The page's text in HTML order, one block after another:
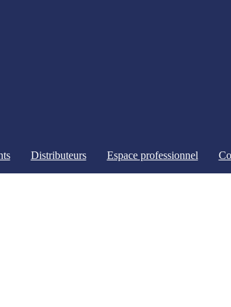
Distributeurs Espace professionnel